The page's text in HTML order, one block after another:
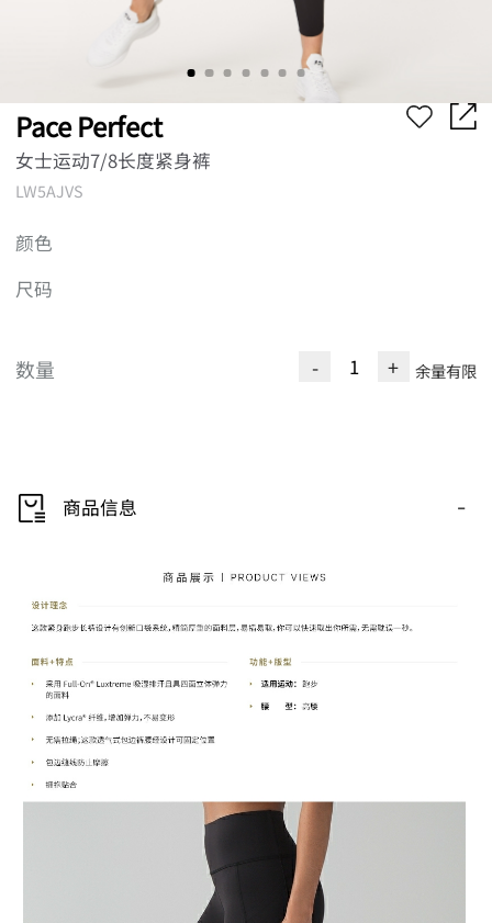
Pace Perfect
女士运动7/8长度紧身裤
LW5AJVS
颜色
尺码
数量 - + 余量有限
商品信息 -